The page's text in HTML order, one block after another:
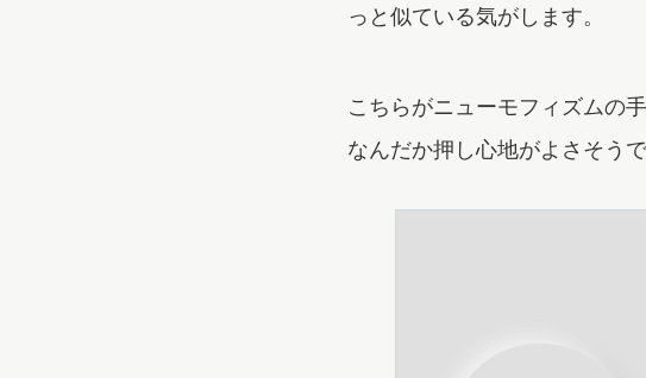
っと似ている気がします。
こちらがニューモフィズムの
なんだか押し心地がよさそう